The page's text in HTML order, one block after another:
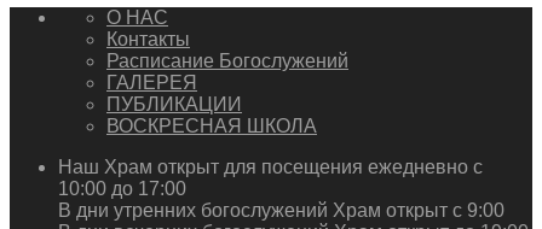
О НАС
Контакты
Расписание Богослужений
ГАЛЕРЕЯ
ПУБЛИКАЦИИ
ВОСКРЕСНАЯ ШКОЛА
Наш Храм открыт для посещения ежедневно с
10:00 до 17:00
В дни утренних богослужений Храм открыт с 9:00